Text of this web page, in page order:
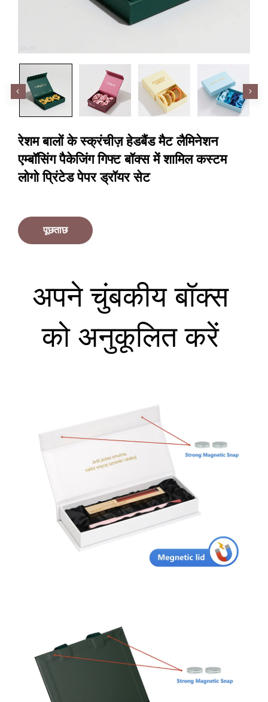
रेशम बालों के स्क्रंचीज़ हेडबैंड मैट लैमिनेशन
एम्बॉसिंग पैकेजिंग गिफ्ट बॉक्स में शामिल कस्टम
लोगो प्रिंटेड पेपर ड्रॉयर सेट
पूछताछ
अपने चुंबकीय बॉक्स
को अनुकूलित करें